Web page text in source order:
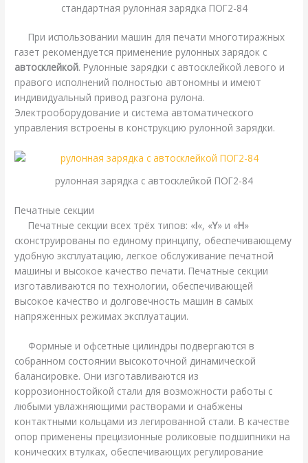
стандартная рулонная зарядка ПОГ2-84
При использовании машин для печати многотиражных
газет рекомендуется применение рулонных зарядок с
автосклейкой. Рулонные зарядки с автосклейкой левого и
правого исполнений полностью автономны и имеют
индивидуальный привод разгона рулона.
Электрооборудование и система автоматического
управления встроены в конструкцию рулонной зарядки.
рулонная зарядка с автосклейкой ПОГ2-84
Печатные секции
Печатные секции всех трёх типов: «I«, «Y» и «H»
сконструированы по единому принципу, обеспечивающему
удобную эксплуатацию, легкое обслуживание печатной
машины и высокое качество печати. Печатные секции
изготавливаются по технологии, обеспечивающей
высокое качество и долговечность машин в самых
напряженных режимах эксплуатации.
Формные и офсетные цилиндры подвергаются в
собранном состоянии высокоточной динамической
балансировке. Они изготавливаются из
коррозионностойкой стали для возможности работы с
любыми увлажняющими растворами и снабжены
контактными кольцами из легированной стали. В качестве
опор применены прецизионные роликовые подшипники на
конических втулках, обеспечивающих регулирование